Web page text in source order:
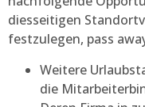
diesseitigen
festzulegen, pass
Weitere
die